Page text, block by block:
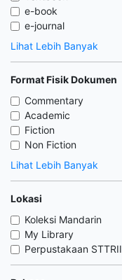
e-book
e-journal
Lihat Lebih Banyak
Format Fisik Dokumen
Commentary
Academic
Fiction
Non Fiction
Lihat Lebih Banyak
Lokasi
Koleksi Mandarin
My Library
Perpustakaan STTRII